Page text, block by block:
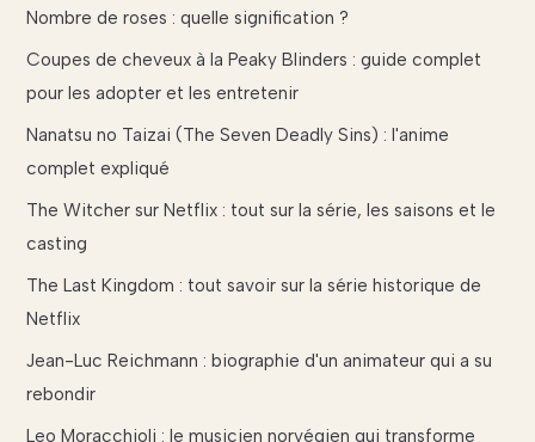
Nombre de roses : quelle signification ?
Coupes de cheveux à la Peaky Blinders : guide complet
pour les adopter et les entretenir
Nanatsu no Taizai (The Seven Deadly Sins) : l'anime
complet expliqué
The Witcher sur Netflix : tout sur la série, les saisons et le
casting
The Last Kingdom : tout savoir sur la série historique de
Netflix
Jean-Luc Reichmann : biographie d'un animateur qui a su
rebondir
Leo Moracchioli : le musicien norvégien qui transforme